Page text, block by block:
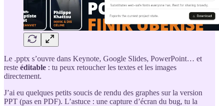
Le .pptx s’ouvre dans Keynote, Google Slides, PowerPoint… et
reste éditable : tu peux retoucher les textes et les images
directement.
J’ai eu quelques petits soucis de rendu des graphes sur la version
PPT (pas en PDF). L’astuce : une capture d’écran du bug, tu la